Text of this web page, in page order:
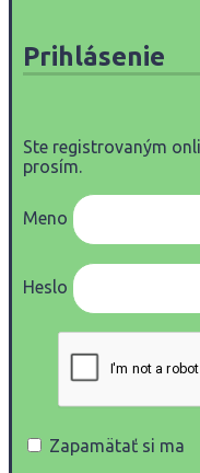
Prihlásenie
Ste registrovaným
prosím.
Meno
Heslo
Zapamätať si ma